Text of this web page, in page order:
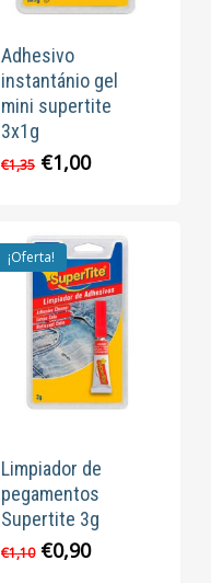
Adhesivo
instantánio gel
mini supertite
3x1g
€1,35 El
era:
€1,35.
€1,00El
es:
€1,00.
¡Oferta!
Limpiador de
pegamentos
Supertite 3g
€1,10 El
€0,90El